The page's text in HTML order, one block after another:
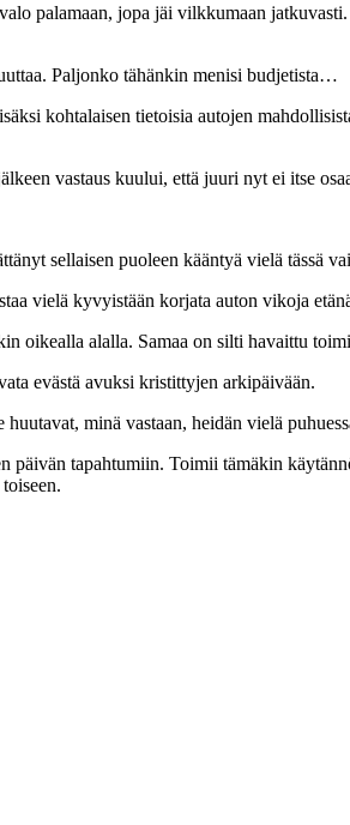
palamaan, jopa jäi vilkkumaan
Paljonko tähänkin menisi budjetista…
kohtalaisen tietoisia autojen
vastaus kuului, että juuri nyt ei itse
sellaisen puoleen kääntyä vielä tässä
vielä kyvyistään korjata auton vikoja
alalla. Samaa on silti havaittu
evästä avuksi kristittyjen arkipäivään.
minä vastaan, heidän vielä
päivän tapahtumiin. Toimii tämäkin